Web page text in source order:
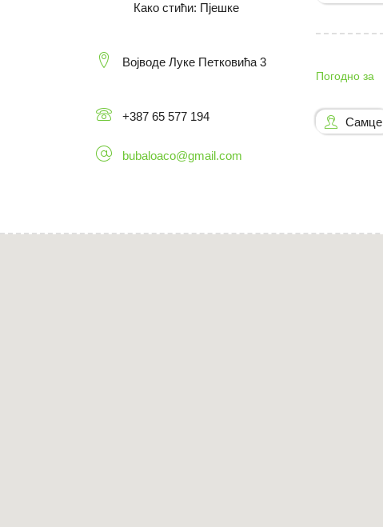
Како стићи: Пјешке
Војводе Луке Петковића 3
+387 65 577 194
bubaloaco@gmail.com
Погодно за
Самце